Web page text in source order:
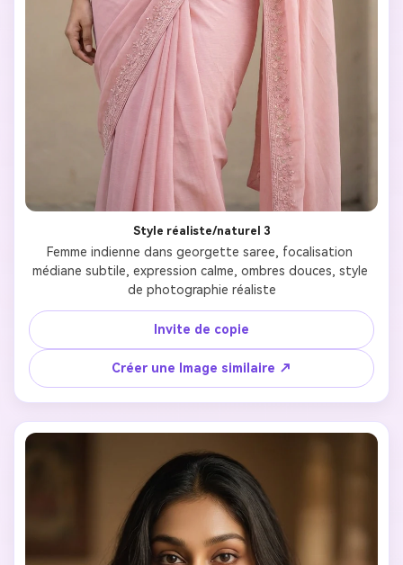
Style réaliste/naturel 3
Femme indienne dans georgette saree, focalisation
médiane subtile, expression calme, ombres douces, style
de photographie réaliste
Invite de copie
Créer une Image similaire ↗